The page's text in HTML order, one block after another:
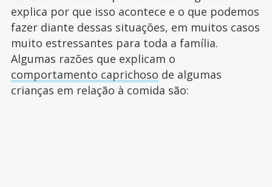
explica por que isso acontece e o que podemos
fazer diante dessas situações, em muitos casos
muito estressantes para toda a família.
Algumas razões que explicam o
comportamento caprichoso de algumas
crianças em relação à comida são: